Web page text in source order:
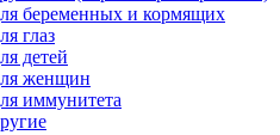
беременных и кормящих
глаз
детей
женщин
иммунитета